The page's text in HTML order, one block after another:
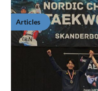
Articles